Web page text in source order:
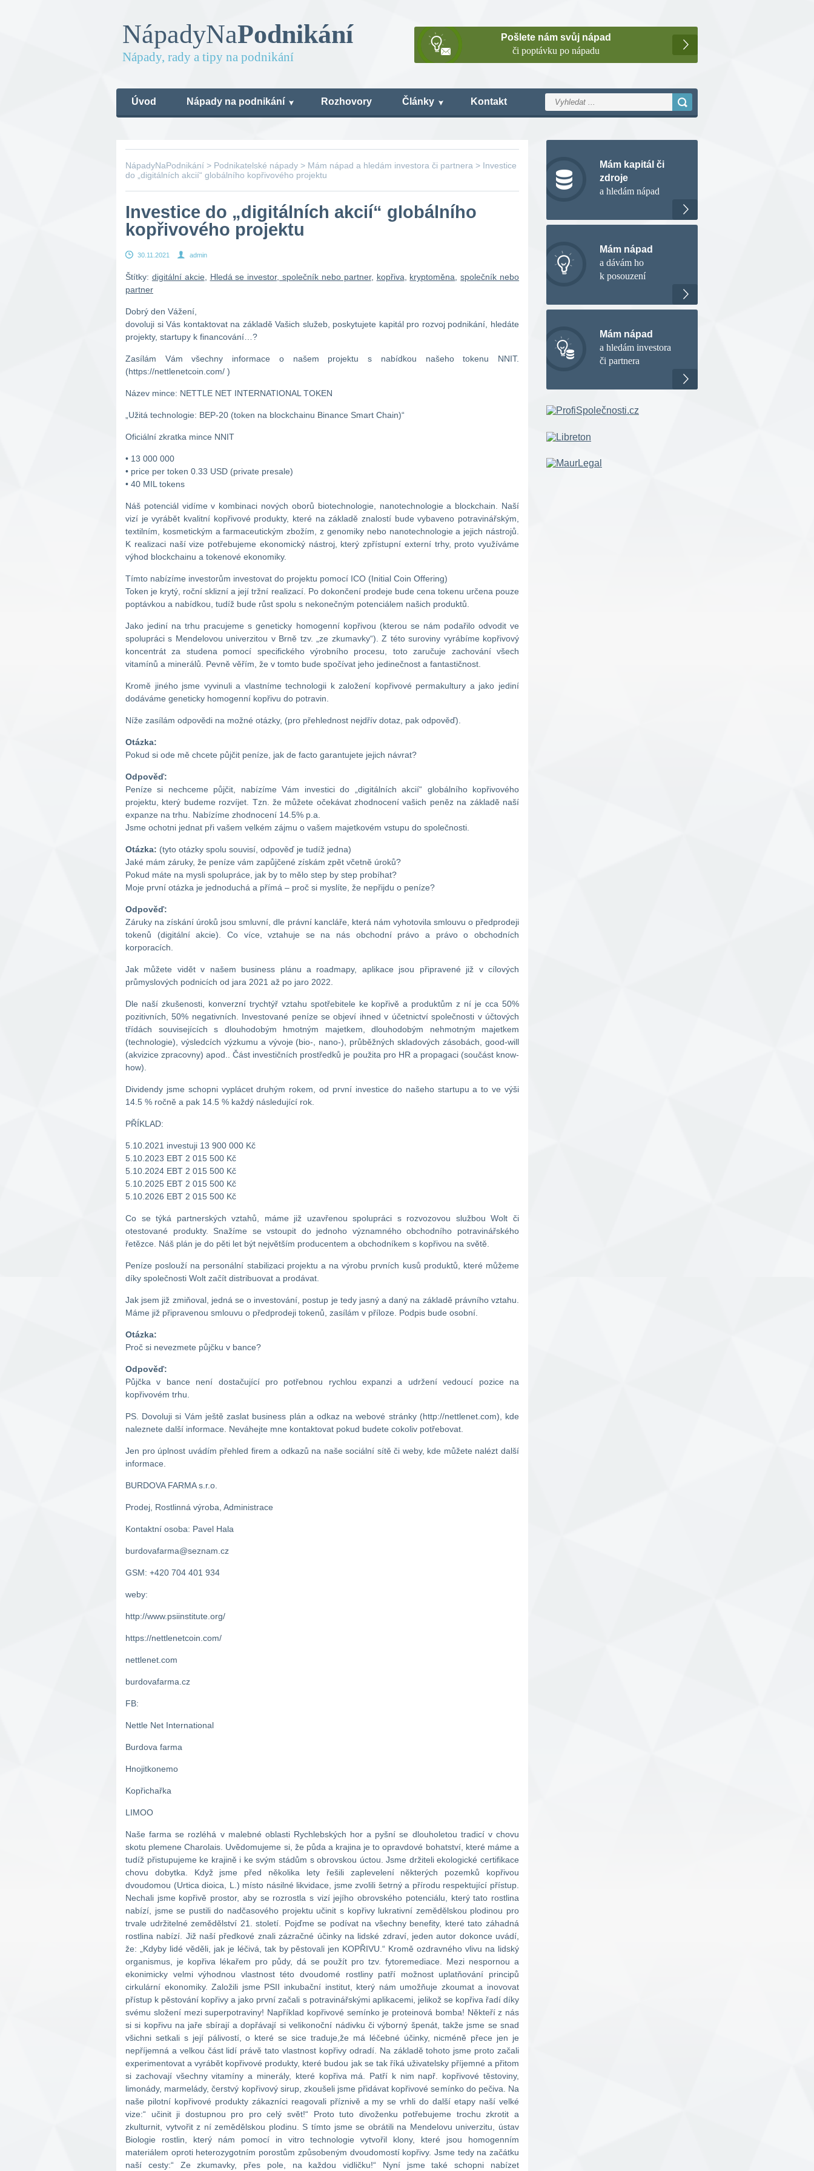
NápadyNaPodnikání
Nápady, rady a tipy na podnikání
Pošlete nám svůj nápad
či poptávku po nápadu
Úvod Nápady na podnikání Rozhovory Články Kontakt
NápadyNaPodnikání > Podnikatelské nápady > Mám nápad a hledám investora či partnera > Investice
do „digitálních akcií“ globálního kopřivového projektu
Investice do „digitálních akcií“ globálního
kopřivového projektu
30.11.2021 admin
Štítky: digitální akcie Hledá se investor, společník nebo partner, kopřiva kryptoměna ,společník nebo
partner
Dobrý den Vážení,
dovoluji si Vás kontaktovat na základě Vašich služeb, poskytujete kapitál pro rozvoj podnikání, hledáte
projekty, startupy k financování…?
Zasílám Vám všechny informace o našem projektu s nabídkou našeho tokenu NNIT.
(https://nettlenetcoin.com/ )
Název mince: NETTLE NET INTERNATIONAL TOKEN
„Užitá technologie: BEP-20 (token na blockchainu Binance Smart Chain)“
Oficiální zkratka mince NNIT
• 13 000 000
• price per token 0.33 USD (private presale)
• 40 MIL tokens
Náš potenciál vidíme v kombinaci nových oborů biotechnologie, nanotechnologie a blockchain. Naší
vizí je vyrábět kvalitní kopřivové produkty, které na základě znalostí bude vybaveno potravinářským,
textilním, kosmetickým a farmaceutickým zbožím, z genomiky nebo nanotechnologie a jejich nástrojů.
K realizaci naší vize potřebujeme ekonomický nástroj, který zpřístupní externí trhy, proto využíváme
výhod blockchainu a tokenové ekonomiky.
Tímto nabízíme investorům investovat do projektu pomocí ICO (Initial Coin Offering)
Token je krytý, roční sklizní a její tržní realizací. Po dokončení prodeje bude cena tokenu určena pouze
poptávkou a nabídkou, tudíž bude růst spolu s nekonečným potenciálem našich produktů.
Jako jediní na trhu pracujeme s geneticky homogenní kopřivou (kterou se nám podařilo odvodit ve
spolupráci s Mendelovou univerzitou v Brně tzv. „ze zkumavky“). Z této suroviny vyrábíme kopřivový
koncentrát za studena pomocí specifického výrobního procesu, toto zaručuje zachování všech
vitamínů a minerálů. Pevně věřím, že v tomto bude spočívat jeho jedinečnost a fantastičnost.
Kromě jiného jsme vyvinuli a vlastníme technologii k založení kopřivové permakultury a jako jediní
dodáváme geneticky homogenní kopřivu do potravin.
Níže zasílám odpovědi na možné otázky, (pro přehlednost nejdřív dotaz, pak odpověď).
Otázka:
Pokud si ode mě chcete půjčit peníze, jak de facto garantujete jejich návrat?
Odpověď:
Peníze si nechceme půjčit, nabízíme Vám investici do „digitálních akcií“ globálního kopřivového
projektu, který budeme rozvíjet. Tzn. že můžete očekávat zhodnocení vašich peněz na základě naší
expanze na trhu. Nabízíme zhodnocení 14.5% p.a.
Jsme ochotni jednat při vašem velkém zájmu o vašem majetkovém vstupu do společnosti.
Otázka: (tyto otázky spolu souvisí, odpověď je tudíž jedna)
Jaké mám záruky, že peníze vám zapůjčené získám zpět včetně úroků?
Pokud máte na mysli spolupráce, jak by to mělo step by step probíhat?
Moje první otázka je jednoduchá a přímá – proč si myslíte, že nepřijdu o peníze?
Odpověď:
Záruky na získání úroků jsou smluvní, dle právní kancláře, která nám vyhotovila smlouvu o předprodeji
tokenů (digitální akcie). Co více, vztahuje se na nás obchodní právo a právo o obchodních
korporacích.
Jak můžete vidět v našem business plánu a roadmapy, aplikace jsou připravené již v cílových
průmyslových podnicích od jara 2021 až po jaro 2022.
Dle naší zkušenosti, konverzní trychtýř vztahu spotřebitele ke kopřivě a produktům z ní je cca 50%
pozitivních, 50% negativních. Investované peníze se objeví ihned v účetnictví společnosti v účtových
třídách souvisejících s dlouhodobým hmotným majetkem, dlouhodobým nehmotným majetkem
(technologie), výsledcích výzkumu a vývoje (bio-, nano-), průběžných skladových zásobách, good-will
(akvizice zpracovny) apod.. Část investičních prostředků je použita pro HR a propagaci (součást know-
how).
Dividendy jsme schopni vyplácet druhým rokem, od první investice do našeho startupu a to ve výši
14.5 % ročně a pak 14.5 % každý následující rok.
PŘÍKLAD:
5.10.2021 investuji 13 900 000 Kč
5.10.2023 EBT 2 015 500 Kč
5.10.2024 EBT 2 015 500 Kč
5.10.2025 EBT 2 015 500 Kč
5.10.2026 EBT 2 015 500 Kč
Co se týká partnerských vztahů, máme již uzavřenou spolupráci s rozvozovou službou Wolt či
otestované produkty. Snažíme se vstoupit do jednoho významného obchodního potravinářského
řetězce. Náš plán je do pěti let být největším producentem a obchodníkem s kopřivou na světě.
Peníze poslouží na personální stabilizaci projektu a na výrobu prvních kusů produktů, které můžeme
díky společnosti Wolt začít distribuovat a prodávat.
Jak jsem již zmiňoval, jedná se o investování, postup je tedy jasný a daný na základě právního vztahu.
Máme již připravenou smlouvu o předprodeji tokenů, zasílám v příloze. Podpis bude osobní.
Otázka:
Proč si nevezmete půjčku v bance?
Odpověď:
Půjčka v bance není dostačující pro potřebnou rychlou expanzi a udržení vedoucí pozice na
kopřivovém trhu.
PS. Dovoluji si Vám ještě zaslat business plán a odkaz na webové stránky (http://nettlenet.com), kde
naleznete další informace. Neváhejte mne kontaktovat pokud budete cokoliv potřebovat.
Jen pro úplnost uvádím přehled firem a odkazů na naše sociální sítě či weby, kde můžete nalézt další
informace.
BURDOVA FARMA s.r.o.
Prodej, Rostlinná výroba, Administrace
Kontaktní osoba: Pavel Hala
burdovafarma@seznam.cz
GSM: +420 704 401 934
weby:
http://www.psiinstitute.org/
https://nettlenetcoin.com/
nettlenet.com
burdovafarma.cz
FB:
Nettle Net International
Burdova farma
Hnojitkonemo
Kopřichařka
LIMOO
Naše farma se rozléhá v malebné oblasti Rychlebských hor a pyšní se dlouholetou tradicí v chovu
skotu plemene Charolais. Uvědomujeme si, že půda a krajina je to opravdové bohatství, které máme a
tudíž přistupujeme ke krajině i ke svým stádům s obrovskou úctou. Jsme držiteli ekologické certifikace
chovu dobytka. Když jsme před několika lety řešili zaplevelení některých pozemků kopřivou
dvoudomou (Urtica dioica, L.) místo násilné likvidace, jsme zvolili šetrný a přírodu respektující přístup.
Nechali jsme kopřivě prostor, aby se rozrostla s vizí jejího obrovského potenciálu, který tato rostlina
nabízí, jsme se pustili do nadčasového projektu učinit s kopřivy lukrativní zemědělskou plodinou pro
trvale udržitelné zemědělství 21. století. Pojďme se podívat na všechny benefity, které tato záhadná
rostlina nabízí. Již naší předkové znali zázračné účinky na lidské zdraví, jeden autor dokonce uvádí,
že: „Kdyby lidé věděli, jak je léčivá, tak by pěstovali jen KOPŘIVU.“ Kromě ozdravného vlivu na lidský
organismus, je kopřiva lékařem pro půdy, dá se použít pro tzv. fytoremediace. Mezi nespornou a
ekonimicky velmi výhodnou vlastnost této dvoudomé rostliny patří možnost uplatňování principů
cirkulární ekonomiky. Založili jsme PSII inkubační institut, který nám umožňuje zkoumat a inovovat
přístup k pěstování kopřivy a jako první začali s potravinářskými aplikacemi, jelikož se kopřiva řadí díky
svému složení mezi superpotraviny! Například kopřivové semínko je proteinová bomba! Někteří z nás
si si kopřivu na jaře sbírají a dopřávají si velikonoční nádivku či výborný špenát, takže jsme se snad
všichni setkali s její pálivostí, o které se sice traduje,že má léčebné účinky, nicméně přece jen je
nepříjemná a velkou část lidí právě tato vlastnost kopřivy odradí. Na základě tohoto jsme proto začali
experimentovat a vyrábět kopřivové produkty, které budou jak se tak říká uživatelsky příjemné a přitom
si zachovají všechny vitamíny a minerály, které kopřiva má. Patří k nim např. kopřivové těstoviny,
limonády, marmelády, čerstvý kopřivový sirup, zkoušeli jsme přidávat kopřivové semínko do pečiva. Na
naše pilotní kopřivové produkty zákazníci reagovali příznivě a my se vrhli do další etapy naší velké
vize:“ učinit ji dostupnou pro pro celý svět!“ Proto tuto divoženku potřebujeme trochu zkrotit a
zkulturnit, vytvořit z ní zemědělskou plodinu. S tímto jsme se obrátili na Mendelovu univerzitu, ústav
Biologie rostlin, který nám pomocí in vitro technologie vytvořil klony, které jsou homogenním
materiálem oproti heterozygotním porostům způsobeným dvoudomostí kopřivy. Jsme tedy na začátku
naší cesty:“ Ze zkumavky, přes pole, na každou vidličku!“ Nyní jsme také schopni nabízet
Mám kapitál či
zdroje
a hledám nápad
Mám nápad
a dávám ho
k posouzení
Mám nápad
a hledám investora
či partnera